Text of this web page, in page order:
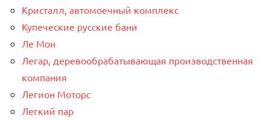
Кристалл, автомоечный комплекс
Купеческие русские бани
Ле Мон
Легар, деревообрабатывающая производственная
компания
Легион Моторс
Легкий пар